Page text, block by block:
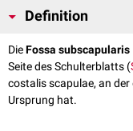
Definition
DieFossa subscapularis
Seite des Schulterblatts (
costalis scapulae, an der
Ursprung hat.